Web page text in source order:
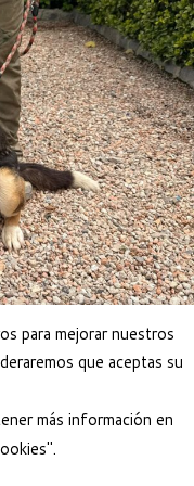
para mejorar nuestros
que aceptas su
más información en